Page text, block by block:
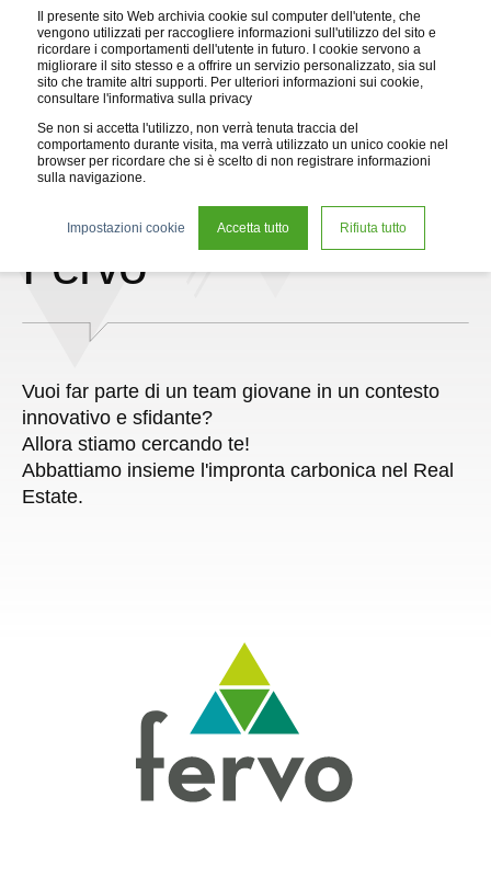
Il presente sito Web archivia cookie sul computer dell'utente, che
vengono utilizzati per raccogliere informazioni sull'utilizzo del sito e
ricordare i comportamenti dell'utente in futuro. I cookie servono a
migliorare il sito stesso e a offrire un servizio personalizzato, sia sul
sito che tramite altri supporti. Per ulteriori informazioni sui cookie,
consultare l'informativa sulla privacy
Se non si accetta l'utilizzo, non verrà tenuta traccia del
comportamento durante visita, ma verrà utilizzato un unico cookie nel
browser per ricordare che si è scelto di non registrare informazioni
sulla navigazione.
Impostazioni cookie Accetta tutto Rifiuta tutto
Lavora con Gruppo
Fervo
Vuoi far parte di un team giovane in un contesto
innovativo e sfidante?
Allora stiamo cercando te!
Abbattiamo insieme l'impronta carbonica nel Real
Estate.